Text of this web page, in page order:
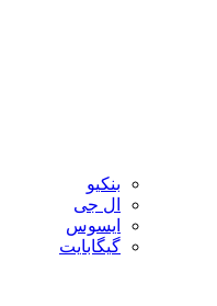
بنکیو
ال جی
ایسوس
گیگابایت